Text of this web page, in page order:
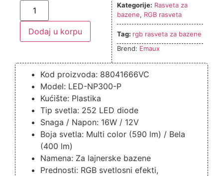
Dodaj u korpu
Kategorije: Rasveta za
bazene, RGB rasveta
Tag: rgb rasveta za bazene
Brend: Emaux
Kod proizvoda: 88041666VC
Model: LED-NP300-P
Kućište: Plastika
Tip svetla: 252 LED diode
Snaga / Napon: 16W / 12V
Boja svetla: Multi color (590 lm) / Bela
(400 lm)
Namena: Za lajnerske bazene
Prednosti: RGB svetlosni efekti,